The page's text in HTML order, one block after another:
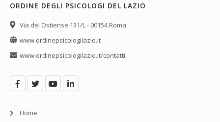
ORDINE DEGLI PSICOLOGI DEL LAZIO
Via del Ostiense 131/L - 00154 Roma
www.ordinepsicologilazio.it
www.ordinepsicologilazio.it/contatti
Home